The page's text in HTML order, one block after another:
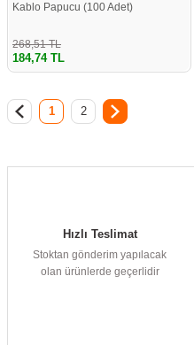
Kablo Papucu (100 Adet)
268,51 TL
184,74 TL
1 2
Hızlı Teslimat
Stoktan gönderim yapılacak
olan ürünlerde geçerlidir